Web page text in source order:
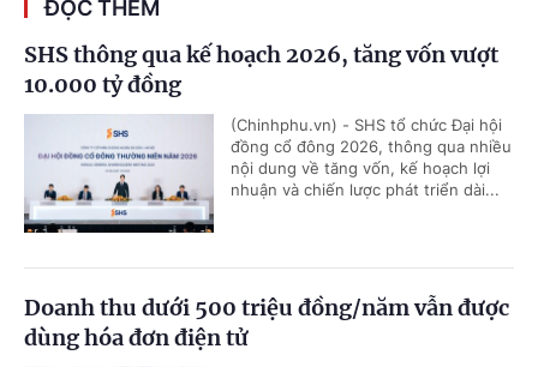
ĐỌC THÊM
SHS thông qua kế hoạch 2026, tăng vốn vượt
10.000 tỷ đồng
(Chinhphu.vn) - SHS tổ chức Đại hội
đồng cổ đông 2026, thông qua nhiều
nội dung về tăng vốn, kế hoạch lợi
nhuận và chiến lược phát triển dài...
Doanh thu dưới 500 triệu đồng/năm vẫn được
dùng hóa đơn điện tử